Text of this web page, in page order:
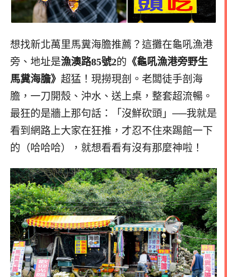
想找新北萬里馬糞海膽推薦？這攤在龜吼漁港
旁、地址是漁澳路85號2的 《龜吼漁港旁野生
馬糞海膽》 超猛！現撈現剖。老闆徒手剖海
膽，一刀開殼、沖水、送上桌，整套超流暢。
最狂的是牆上那句話：「沒鮮砍頭」──我就是
看到網路上大家在狂推，才忍不住來踢館一下
的（哈哈哈），就想看看有沒有那麼神啦！